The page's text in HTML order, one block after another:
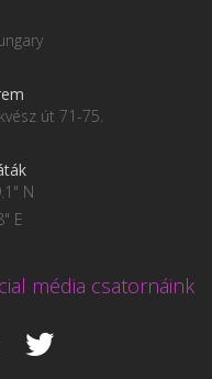
út 71-75.
N
E
média csatornáink